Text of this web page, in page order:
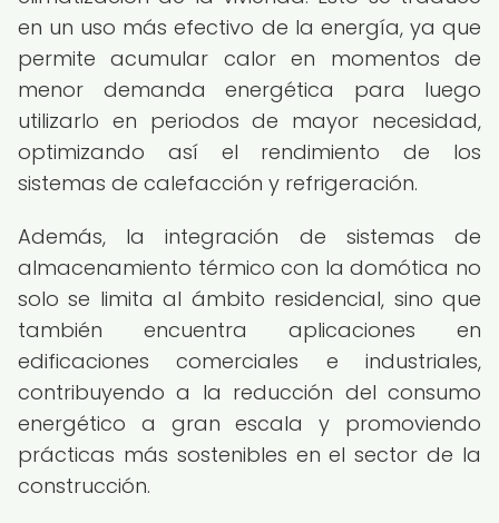
en un uso más efectivo de la energía, ya que
permite acumular calor en momentos de
menor demanda energética para luego
utilizarlo en periodos de mayor necesidad,
optimizando así el rendimiento de los
sistemas de calefacción y refrigeración.
Además, la integración de sistemas de
almacenamiento térmico con la domótica no
solo se limita al ámbito residencial, sino que
también encuentra aplicaciones en
edificaciones comerciales e industriales,
contribuyendo a la reducción del consumo
energético a gran escala y promoviendo
prácticas más sostenibles en el sector de la
construcción.